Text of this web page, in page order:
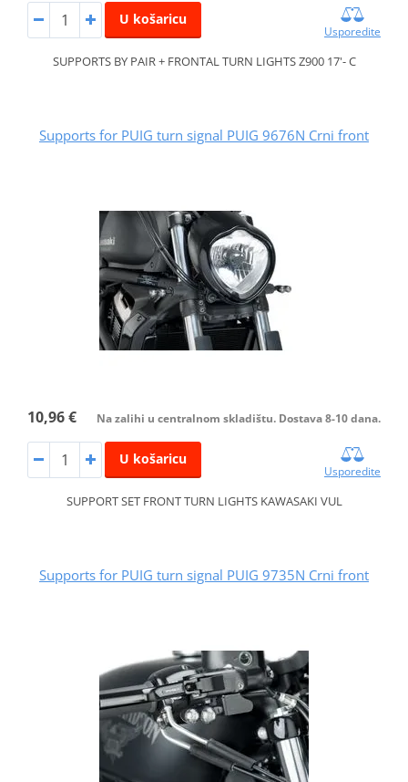
U košaricu
Usporedite
SUPPORTS BY PAIR + FRONTAL TURN LIGHTS Z900 17'- C
Supports for PUIG turn signal PUIG 9676N Crni front
10,96 € Na zalihi u centralnom skladištu. Dostava 8-10 dana.
U košaricu
Usporedite
SUPPORT SET FRONT TURN LIGHTS KAWASAKI VUL
Supports for PUIG turn signal PUIG 9735N Crni front